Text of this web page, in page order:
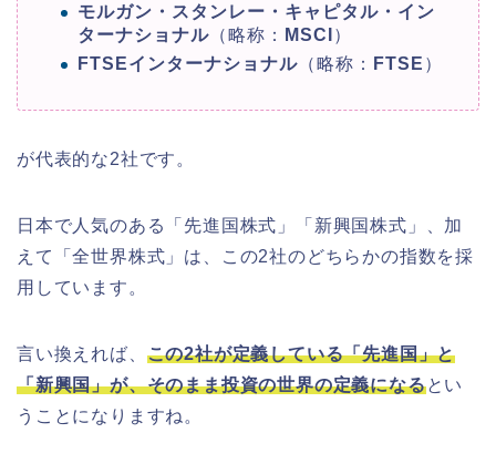
モルガン・スタンレー・キャピタル・イン
ターナショナル （略称： MSCI ）
FTSEインターナショナル （略称： FTSE ）
が代表的な2社です。
日本で人気のある「先進国株式」「新興国株式」、加
えて「全世界株式」は、この2社のどちらかの指数を採
用しています。
言い換えれば、 この2社が定義している「先進国」と
「新興国」が、そのまま投資の世界の定義になるとい
うことになりますね。